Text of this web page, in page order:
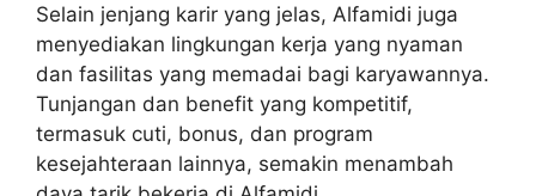
Selain jenjang karir yang jelas, Alfamidi juga
menyediakan lingkungan kerja yang nyaman
dan fasilitas yang memadai bagi karyawannya.
Tunjangan dan benefit yang kompetitif,
termasuk cuti, bonus, dan program
kesejahteraan lainnya, semakin menambah